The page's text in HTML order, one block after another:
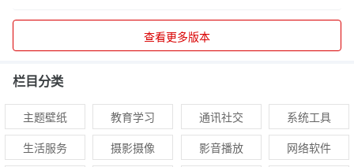
查看更多版本
栏目分类
主题壁纸 教育学习 通讯社交
系统工具
生活服务
摄影摄像 影音播放
网络软件